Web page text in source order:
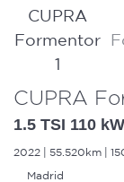
CUPRA
1.5 TSI 110 kW
2022 55.520km
Madrid